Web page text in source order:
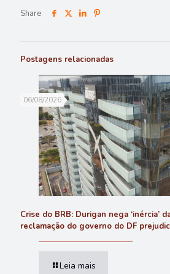
Share
Postagens relacionadas
06/08/2026
Crise do BRB: Durigan nega ‘inércia’
reclamação do governo do DF
Leia mais